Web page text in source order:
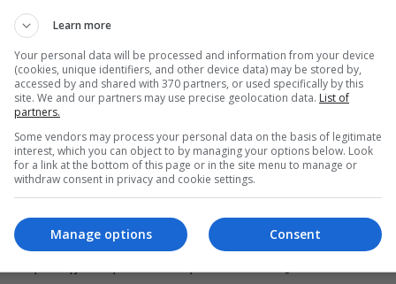
të përqendruara në programin bërthamor
në Ngushticën e Hormuzit.
njëjtën kohë, Senati i SHBA-së – ku
një rezolutë mbi fuqitë e luftës të
kërkon t’i japë fund përfshirjes ushtarake të
merr miratimin e qartë nga Kongresi.
pasqyron presionin politik në rritje brenda
Learn more
Your personal data will be processed and information from your device
(cookies, unique identifiers, and other device data) may be stored by,
accessed by and shared with 370 partners, or used specifically by this
site. We and our partners may use precise geolocation data. List of
partners.
Some vendors may process your personal data on the basis of legitimate
interest, which you can object to by managing your options below. Look
for a link at the bottom of this page or in the site menu to manage or
withdraw consent in privacy and cookie settings.
Consent
Manage options